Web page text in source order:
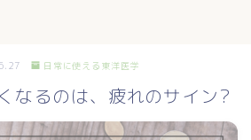
日常に使える東洋医学
なるのは、疲れのサイン?